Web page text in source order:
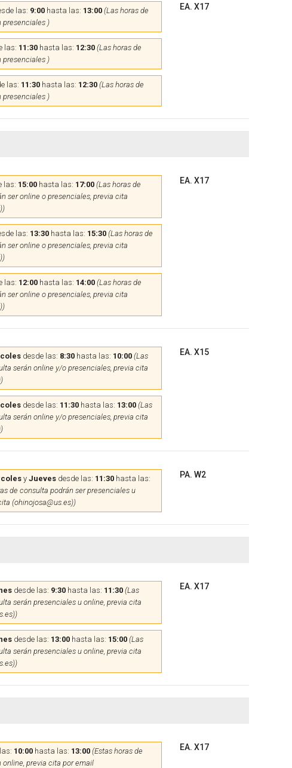
las: 9:00hasta las: 13:00 (Las horas de
presenciales )
las: 11:30hasta las: 12:30 (Las horas de
presenciales )
las: 11:30hasta las: 12:30 (Las horas de
presenciales )
EA. X17
las: 15:00hasta las: 17:00 (Las horas de
ser online o presenciales, previa cita
las: 13:30hasta las: 15:30 (Las horas de
ser online o presenciales, previa cita
las: 12:00hasta las: 14:00 (Las horas de
ser online o presenciales, previa cita
EA. X17
desde las: 8:30hasta las: 10:00 (Las
serán online y/o presenciales, previa cita
desde las: 11:30hasta las: 13:00 (Las
serán online y/o presenciales, previa cita
EA. X15
y Juevesdesde las: 11:30hasta las:
de consulta podrán ser presenciales u
(ohinojosa@us.es))
PA. W2
desde las: 9:30hasta las: 11:30 (Las
serán presenciales u online, previa cita
desde las: 13:00hasta las: 15:00 (Las
serán presenciales u online, previa cita
EA. X17
10:00hasta las: 13:00 (Estas horas de
online, previa cita por email
EA. X17